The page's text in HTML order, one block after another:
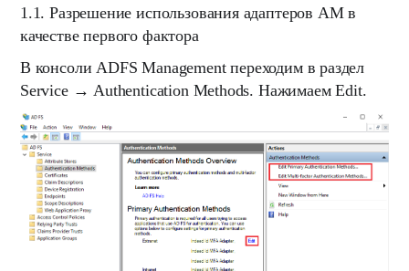
1.1. Разрешение использования адаптеров AM в
качестве первого фактора
В консолиADFS Managementпереходим в раздел
Service→Authentication Methods. НажимаемEdit.